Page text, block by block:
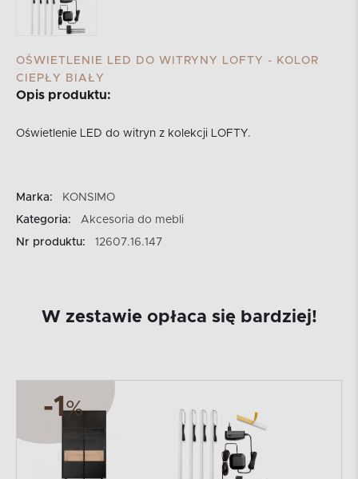
OŚWIETLENIE LED DO WITRYNY LOFTY - KOLOR
CIEPŁY BIAŁY
Opis produktu:
Oświetlenie LED do witryn z kolekcji LOFTY.
Marka:
KONSIMO
Kategoria:
Akcesoria do mebli
Nr produktu:
12607.16.147
W zestawie opłaca się bardziej!
-1%